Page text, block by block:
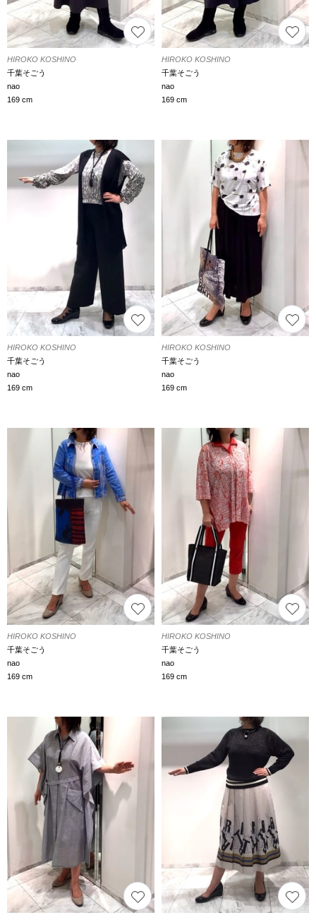
HIROKO KOSHINO
千葉そごう
nao
169 cm
HIROKO KOSHINO
千葉そごう
nao
169 cm
HIROKO KOSHINO
千葉そごう
nao
169 cm
HIROKO KOSHINO
千葉そごう
nao
169 cm
HIROKO KOSHINO
千葉そごう
nao
169 cm
HIROKO KOSHINO
千葉そごう
nao
169 cm